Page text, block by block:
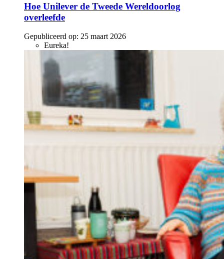
Hoe Unilever de Tweede Wereldoorlog
overleefde
Gepubliceerd op: 25 maart 2026
Eureka!